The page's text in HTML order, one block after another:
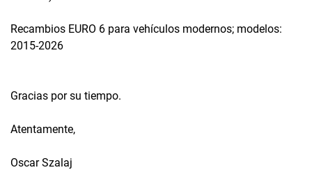
Recambios EURO 6 para vehículos modernos; modelos:
2015-2026
Gracias por su tiempo.
Atentamente,
Oscar Szalaj